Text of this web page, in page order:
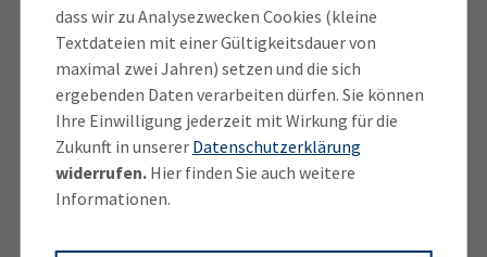
dass wir zu Analysezwecken Cookies (kleine
Textdateien mit einer Gültigkeitsdauer von
maximal zwei Jahren) setzen und die sich
ergebenden Daten verarbeiten dürfen. Sie können
Ihre Einwilligung jederzeit mit Wirkung für die
Zukunft in unserer Datenschutzerklärung
widerrufen.Hier finden Sie auch weitere
Informationen.
uns als Wirtschaft einzubringen, wie wir unsere
Region stärken und fit für die Zukunft machen
können.“
Als nächstes steht eine erste Arbeitssitzung des IHK-
Regionalausschusses München-Landkreis an, auf der
die inhaltlichen Leitplanken für die kommenden fünf